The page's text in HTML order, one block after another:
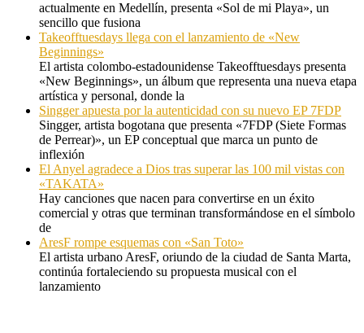
actualmente en Medellín, presenta «Sol de mi Playa», un
sencillo que fusiona
Takeofftuesdays llega con el lanzamiento de «New
Beginnings»
El artista colombo-estadounidense Takeofftuesdays presenta
«New Beginnings», un álbum que representa una nueva etapa
artística y personal, donde la
Singger apuesta por la autenticidad con su nuevo EP 7FDP
Singger, artista bogotana que presenta «7FDP (Siete Formas
de Perrear)», un EP conceptual que marca un punto de
inflexión
El Anyel agradece a Dios tras superar las 100 mil vistas con
«TAKATA»
Hay canciones que nacen para convertirse en un éxito
comercial y otras que terminan transformándose en el símbolo
de
AresF rompe esquemas con «San Toto»
El artista urbano AresF, oriundo de la ciudad de Santa Marta,
continúa fortaleciendo su propuesta musical con el
lanzamiento